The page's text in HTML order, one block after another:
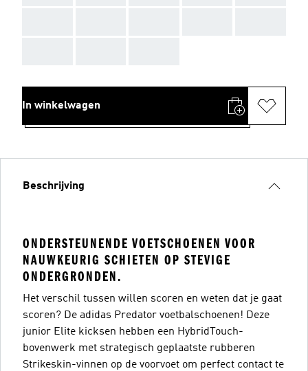
In winkelwagen
Beschrijving
ONDERSTEUNENDE VOETSCHOENEN VOOR
NAUWKEURIG SCHIETEN OP STEVIGE
ONDERGRONDEN.
Het verschil tussen willen scoren en weten dat je gaat
scoren? De adidas Predator voetbalschoenen! Deze
junior Elite kicksen hebben een HybridTouch-
bovenwerk met strategisch geplaatste rubberen
Strikeskin-vinnen op de voorvoet om perfect contact te